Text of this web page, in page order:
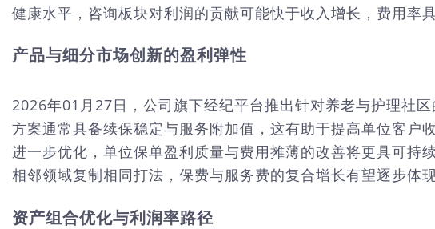
健康水平，咨询板块对利润的贡献可能快于收入增长，费用率具
产品与细分市场创新的盈利弹性
2026年01月27日，公司旗下经纪平台推出针对养老与护理社
方案通常具备续保稳定与服务附加值，这有助于提高单位客
进一步优化，单位保单盈利质量与费用摊薄的改善将更具可持
相邻领域复制相同打法，保费与服务费的复合增长有望逐步体
资产组合优化与利润率路径